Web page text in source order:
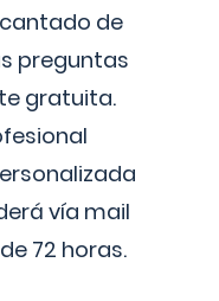
de
preguntas
gratuita.
vía mail
72 horas.